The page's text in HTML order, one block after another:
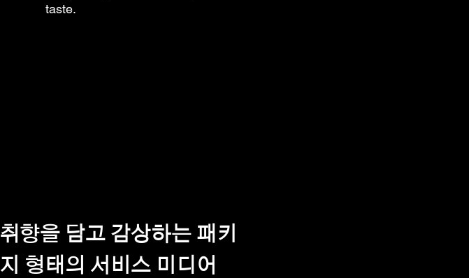
taste.
취향을 담고 감상하는 패키
지 형태의 서비스 미디어